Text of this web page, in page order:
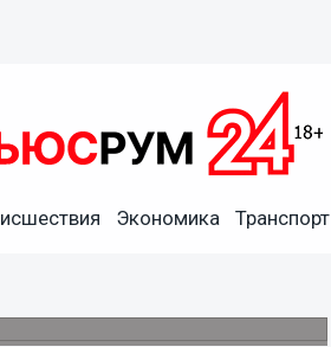
Экономика Транспорт